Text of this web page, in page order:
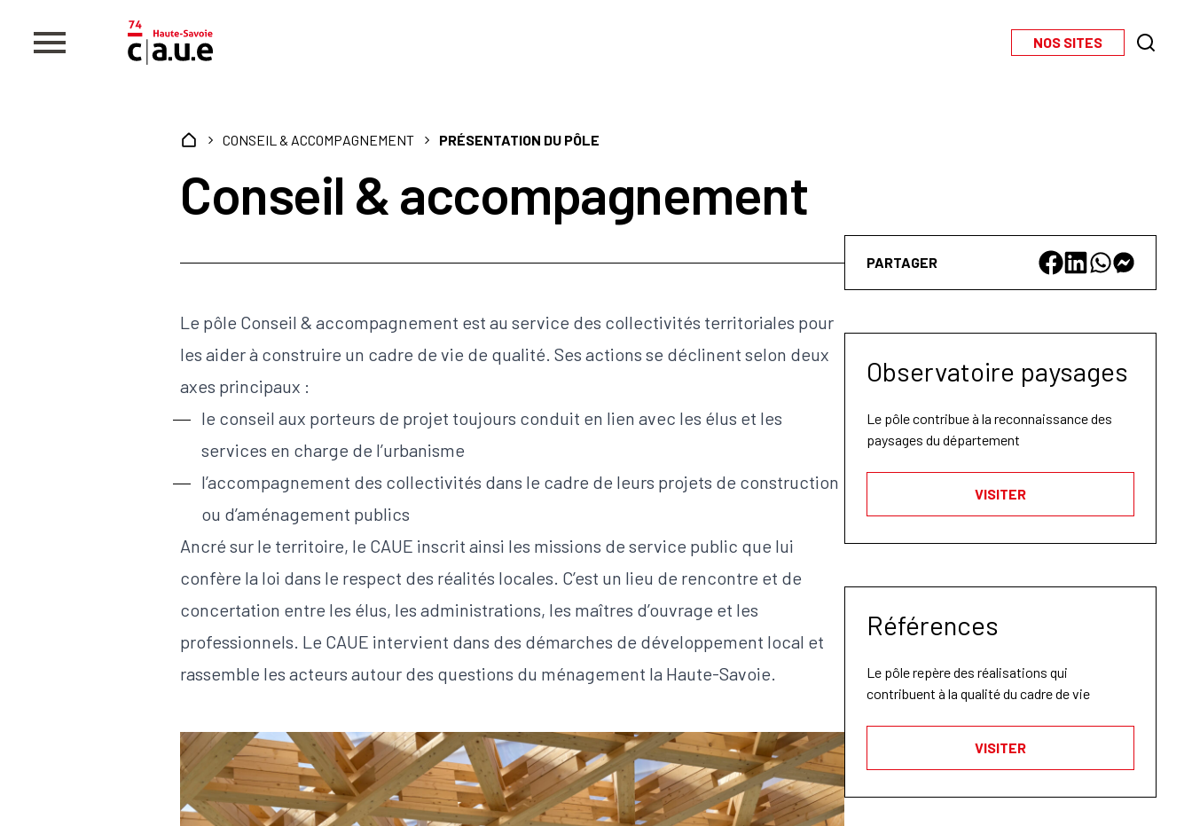
NOS SITES
CONSEIL & ACCOMPAGNEMENT PRÉSENTATION DU PÔLE
Conseil & accompagnement
Le pôle Conseil & accompagnement est au service des collectivités territoriales pour
les aider à construire un cadre de vie de qualité. Ses actions se déclinent selon deux
axes principaux :
le conseil aux porteurs de projet toujours conduit en lien avec les élus et les
services en charge de l’urbanisme
l’accompagnement des collectivités dans le cadre de leurs projets de construction
ou d’aménagement publics
Ancré sur le territoire, le CAUE inscrit ainsi les missions de service public que lui
confère la loi dans le respect des réalités locales. C’est un lieu de rencontre et de
concertation entre les élus, les administrations, les maîtres d’ouvrage et les
professionnels. Le CAUE intervient dans des démarches de développement local et
rassemble les acteurs autour des questions du ménagement la Haute-Savoie.
PARTAGER
Observatoire paysages
Le pôle contribue à la reconnaissance des
paysages du département
VISITER
Références
Le pôle repère des réalisations qui
contribuent à la qualité du cadre de vie
VISITER